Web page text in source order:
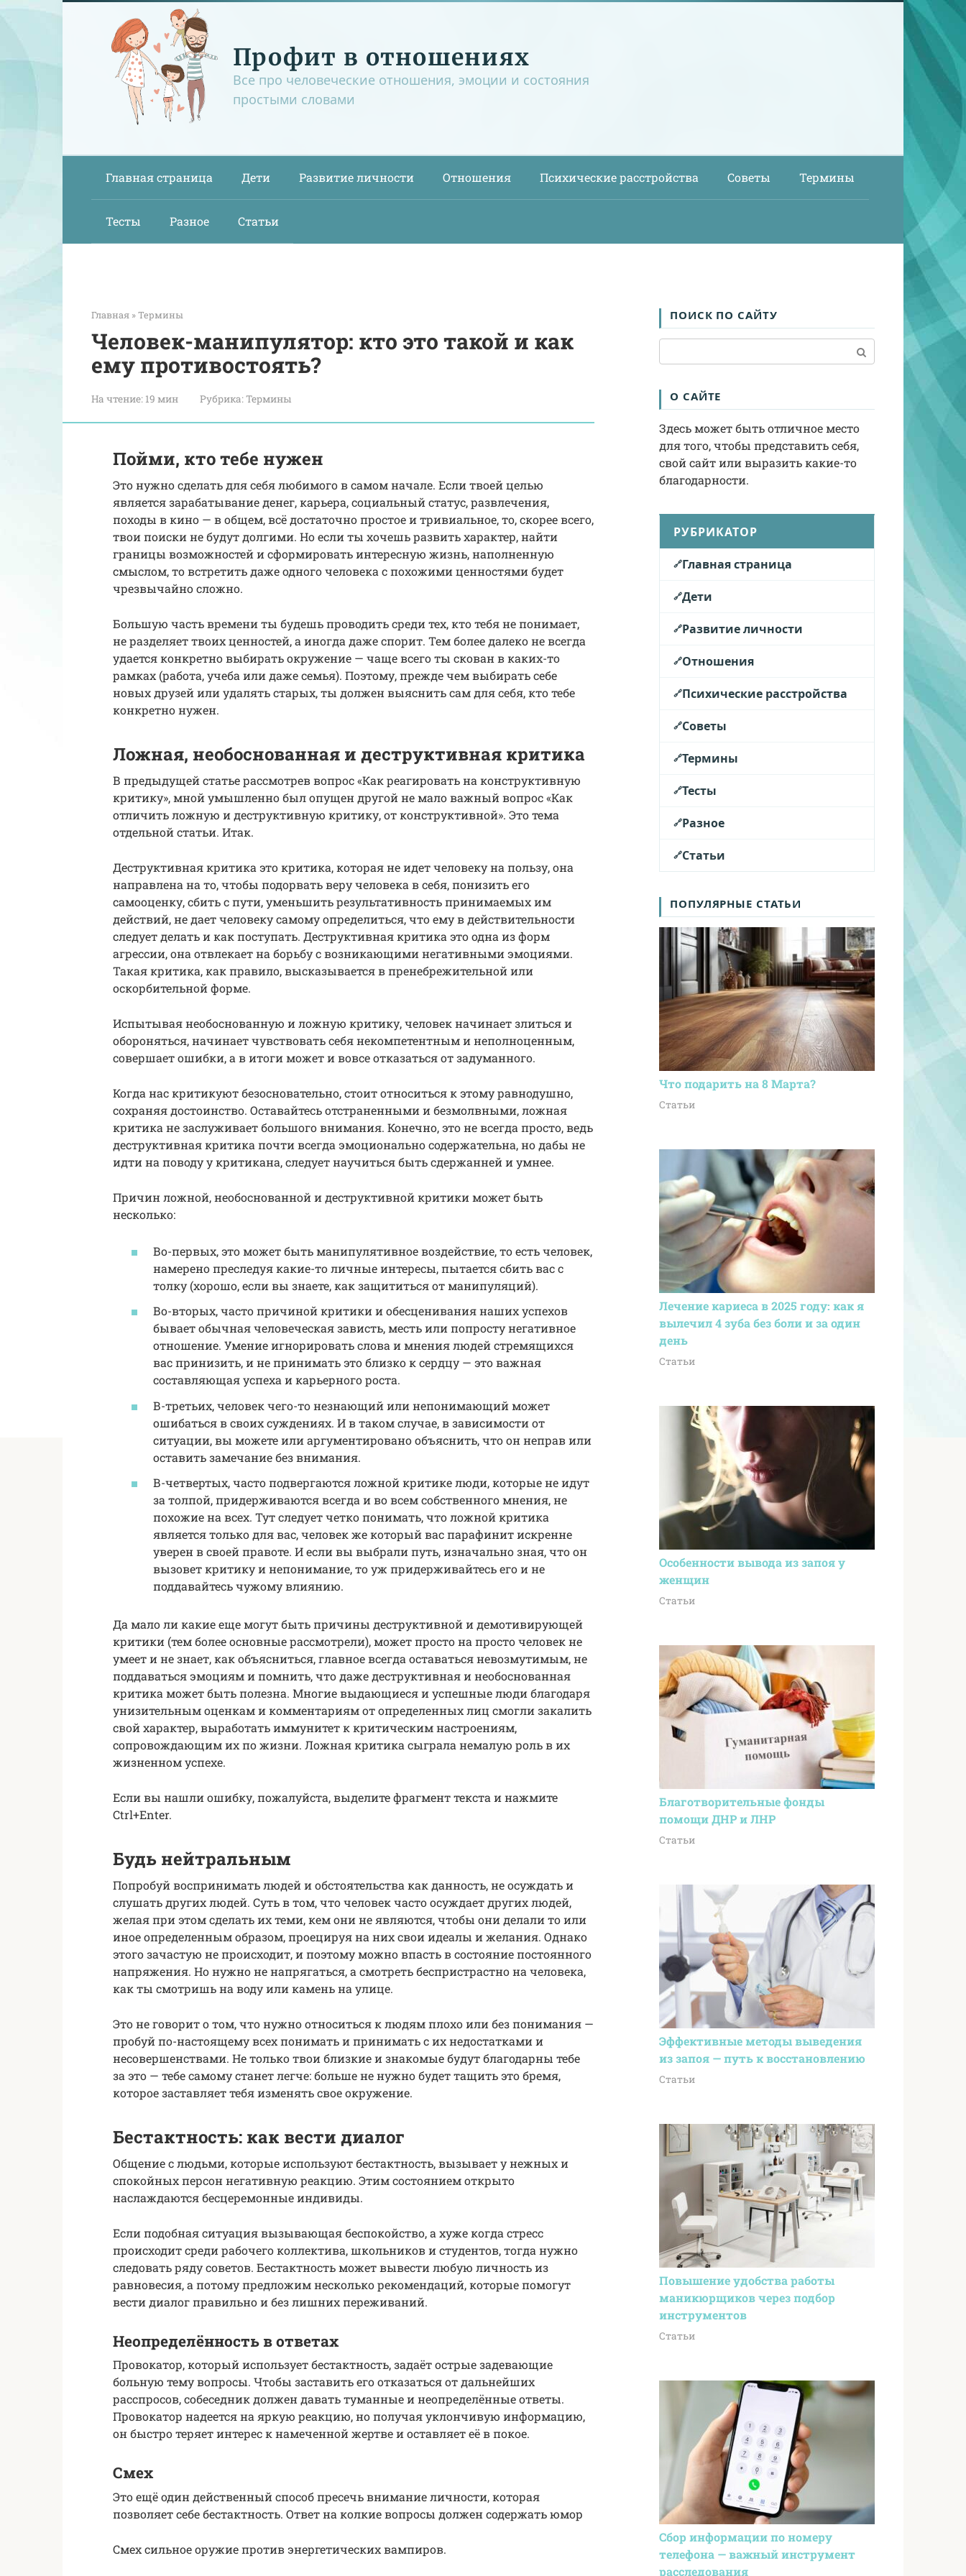
Перейти
Профит в отношениях
Все про человеческие отношения, эмоции и состояния
простыми словами
Главная страница Дети Развитие личности Отношения Психические расстройства Советы Термины
Тесты Разное Статьи
Главная »Термины
Человек-манипулятор: кто это такой и как
ему противостоять?
На чтение: 19 мин Рубрика:Термины
Пойми, кто тебе нужен
Это нужно сделать для себя любимого в самом начале. Если твоей целью
является зарабатывание денег, карьера, социальный статус, развлечения,
походы в кино — в общем, всё достаточно простое и тривиальное, то, скорее всего,
твои поиски не будут долгими. Но если ты хочешь развить характер, найти
границы возможностей и сформировать интересную жизнь, наполненную
смыслом, то встретить даже одного человека с похожими ценностями будет
чрезвычайно сложно.
Большую часть времени ты будешь проводить среди тех, кто тебя не понимает,
не разделяет твоих ценностей, а иногда даже спорит. Тем более далеко не всегда
удается конкретно выбирать окружение — чаще всего ты скован в каких-то
рамках (работа, учеба или даже семья). Поэтому, прежде чем выбирать себе
новых друзей или удалять старых, ты должен выяснить сам для себя, кто тебе
конкретно нужен.
Ложная, необоснованная и деструктивная критика
В предыдущей статье рассмотрев вопрос «Как реагировать на конструктивную
критику», мной умышленно был опущен другой не мало важный вопрос «Как
отличить ложную и деструктивную критику, от конструктивной». Это тема
отдельной статьи. Итак.
Деструктивная критика это критика, которая не идет человеку на пользу, она
направлена на то, чтобы подорвать веру человека в себя, понизить его
самооценку, сбить с пути, уменьшить результативность принимаемых им
действий, не дает человеку самому определиться, что ему в действительности
следует делать и как поступать. Деструктивная критика это одна из форм
агрессии, она отвлекает на борьбу с возникающими негативными эмоциями.
Такая критика, как правило, высказывается в пренебрежительной или
оскорбительной форме.
Испытывая необоснованную и ложную критику, человек начинает злиться и
обороняться, начинает чувствовать себя некомпетентным и неполноценным,
совершает ошибки, а в итоги может и вовсе отказаться от задуманного.
Когда нас критикуют безосновательно, стоит относиться к этому равнодушно,
сохраняя достоинство. Оставайтесь отстраненными и безмолвными, ложная
критика не заслуживает большого внимания. Конечно, это не всегда просто, ведь
деструктивная критика почти всегда эмоционально содержательна, но дабы не
идти на поводу у критикана, следует научиться быть сдержанней и умнее.
Причин ложной, необоснованной и деструктивной критики может быть
несколько:
Во-первых, это может быть манипулятивное воздействие, то есть человек,
намерено преследуя какие-то личные интересы, пытается сбить вас с
толку (хорошо, если вы знаете, как защититься от манипуляций).
Во-вторых, часто причиной критики и обесценивания наших успехов
бывает обычная человеческая зависть, месть или попросту негативное
отношение. Умение игнорировать слова и мнения людей стремящихся
вас принизить, и не принимать это близко к сердцу — это важная
составляющая успеха и карьерного роста.
В-третьих, человек чего-то незнающий или непонимающий может
ошибаться в своих суждениях. И в таком случае, в зависимости от
ситуации, вы можете или аргументировано объяснить, что он неправ или
оставить замечание без внимания.
В-четвертых, часто подвергаются ложной критике люди, которые не идут
за толпой, придерживаются всегда и во всем собственного мнения, не
похожие на всех. Тут следует четко понимать, что ложной критика
является только для вас, человек же который вас парафинит искренне
уверен в своей правоте. И если вы выбрали путь, изначально зная, что он
вызовет критику и непонимание, то уж придерживайтесь его и не
поддавайтесь чужому влиянию.
Да мало ли какие еще могут быть причины деструктивной и демотивирующей
критики (тем более основные рассмотрели), может просто на просто человек не
умеет и не знает, как объясниться, главное всегда оставаться невозмутимым, не
поддаваться эмоциям и помнить, что даже деструктивная и необоснованная
критика может быть полезна. Многие выдающиеся и успешные люди благодаря
унизительным оценкам и комментариям от определенных лиц смогли закалить
свой характер, выработать иммунитет к критическим настроениям,
сопровождающим их по жизни. Ложная критика сыграла немалую роль в их
жизненном успехе.
Если вы нашли ошибку, пожалуйста, выделите фрагмент текста и нажмите
Ctrl+Enter.
Будь нейтральным
Попробуй воспринимать людей и обстоятельства как данность, не осуждать и
слушать других людей. Суть в том, что человек часто осуждает других людей,
желая при этом сделать их теми, кем они не являются, чтобы они делали то или
иное определенным образом, проецируя на них свои идеалы и желания. Однако
этого зачастую не происходит, и поэтому можно впасть в состояние постоянного
напряжения. Но нужно не напрягаться, а смотреть беспристрастно на человека,
как ты смотришь на воду или камень на улице.
Это не говорит о том, что нужно относиться к людям плохо или без понимания —
пробуй по-настоящему всех понимать и принимать с их недостатками и
несовершенствами. Не только твои близкие и знакомые будут благодарны тебе
за это — тебе самому станет легче: больше не нужно будет тащить это бремя,
которое заставляет тебя изменять свое окружение.
Бестактность: как вести диалог
Общение с людьми, которые используют бестактность, вызывает у нежных и
спокойных персон негативную реакцию. Этим состоянием открыто
наслаждаются бесцеремонные индивиды.
Если подобная ситуация вызывающая беспокойство, а хуже когда стресс
происходит среди рабочего коллектива, школьников и студентов, тогда нужно
следовать ряду советов. Бестактность может вывести любую личность из
равновесия, а потому предложим несколько рекомендаций, которые помогут
вести диалог правильно и без лишних переживаний.
Неопределённость в ответах
Провокатор, который использует бестактность, задаёт острые задевающие
больную тему вопросы. Чтобы заставить его отказаться от дальнейших
расспросов, собеседник должен давать туманные и неопределённые ответы.
Провокатор надеется на яркую реакцию, но получая уклончивую информацию,
он быстро теряет интерес к намеченной жертве и оставляет её в покое.
Смех
Это ещё один действенный способ пресечь внимание личности, которая
позволяет себе бестактность. Ответ на колкие вопросы должен содержать юмор
Смех сильное оружие против энергетических вампиров.
ПОИСК ПО САЙТУ
О САЙТЕ
Здесь может быть отличное место
для того, чтобы представить себя,
свой сайт или выразить какие-то
благодарности.
РУБРИКАТОР
Главная страница
Дети
Развитие личности
Отношения
Психические расстройства
Советы
Термины
Тесты
Разное
Статьи
ПОПУЛЯРНЫЕ СТАТЬИ
Что подарить на 8 Марта?
Статьи
Лечение кариеса в 2025 году: как я
вылечил 4 зуба без боли и за один
день
Статьи
Особенности вывода из запоя у
женщин
Статьи
Благотворительные фонды
помощи ДНР и ЛНР
Статьи
Эффективные методы выведения
из запоя — путь к восстановлению
Статьи
Повышение удобства работы
маникюрщиков через подбор
инструментов
Статьи
Сбор информации по номеру
телефона — важный инструмент
расследования